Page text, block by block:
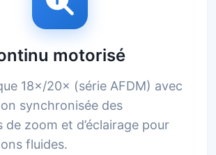
motorisé
18×/20× (série AFDM) avec
synchronisée des
de zoom et d’éclairage pour
fluides.